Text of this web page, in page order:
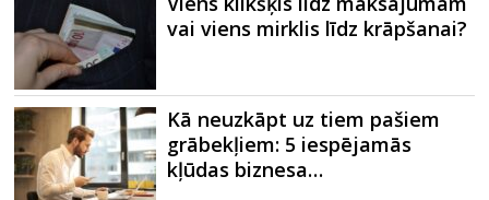
vai viens mirklis līdz krāpšanai?
Kā neuzkāpt uz tiem pašiem
grābekļiem: 5 iespējamās
kļūdas biznesa…